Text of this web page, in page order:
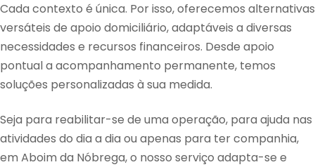
Cada contexto é única. Por isso, oferecemos alternativas
versáteis de apoio domiciliário, adaptáveis a diversas
necessidades e recursos financeiros. Desde apoio
pontual a acompanhamento permanente, temos
soluções personalizadas à sua medida.
Seja para reabilitar-se de uma operação, para ajuda nas
atividades do dia a dia ou apenas para ter companhia,
em Aboim da Nóbrega, o nosso serviço adapta-se e